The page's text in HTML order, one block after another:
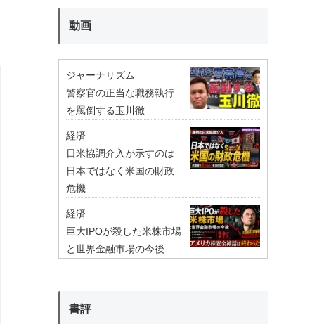
動画
ジャーナリズム
警察官の正当な職務執行
を罵倒する玉川徹
経済
日米協調介入が示すのは
日本ではなく米国の財政
危機
経済
巨大IPOが殺した米株市場
と世界金融市場の今後
書評